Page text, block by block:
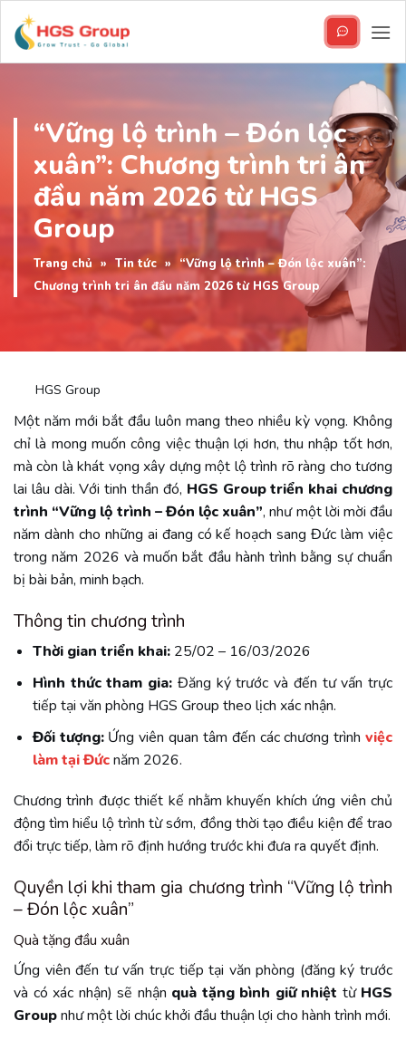
qua
“Vững lộ trình – Đón lộc
xuân”: Chương trình tri ân
đầu năm 2026 từ HGS
Group
Trang chủ » Tin tức » “Vững lộ trình – Đón lộc xuân”:
Chương trình tri ân đầu năm 2026 từ HGS Group
HGS Group
Một năm mới bắt đầu luôn mang theo nhiều kỳ vọng. Không
chỉ là mong muốn công việc thuận lợi hơn, thu nhập tốt hơn,
mà còn là khát vọng xây dựng một lộ trình rõ ràng cho tương
lai lâu dài.Với tinh thần đó, HGS Group triển khai chương
trình “Vững lộ trình – Đón lộc xuân”, như một lời mời đầu
năm dành cho những ai đang có kế hoạch sang Đức làm việc
trong năm 2026 và muốn bắt đầu hành trình bằng sự chuẩn
bị bài bản, minh bạch.
Thông tin chương trình
Thời gian triển khai:25/02 – 16/03/2026
Hình thức tham gia: Đăng ký trước và đến tư vấn trực
tiếp tại văn phòng HGS Group theo lịch xác nhận.
Đối tượng:Ứng viên quan tâm đến các chương trìnhviệc
làm tại Đứcnăm 2026.
Chương trình được thiết kế nhằm khuyến khích ứng viên chủ
động tìm hiểu lộ trình từ sớm, đồng thời tạo điều kiện để trao
đổi trực tiếp, làm rõ định hướng trước khi đưa ra quyết định.
Quyền lợi khi tham gia chương trình “Vững lộ trình
– Đón lộc xuân”
Quà tặng đầu xuân
Ứng viên đến tư vấn trực tiếp tại văn phòng (đăng ký trước
và có xác nhận) sẽ nhận quà tặng bình giữ nhiệt từ HGS
Groupnhư một lời chúc khởi đầu thuận lợi cho hành trình mới.